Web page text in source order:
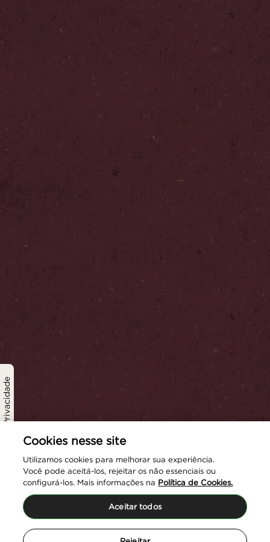
Política de Privacidade Cookies nesse site
Utilizamos cookies para melhorar sua experiência.
Você pode aceitá-los, rejeitar os não essenciais ou
configurá-los. Mais informações na Política de Cookies.
Aceitar todos